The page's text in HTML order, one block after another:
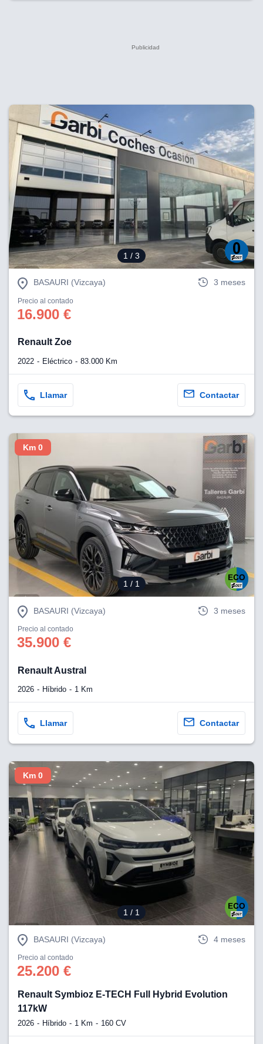
1 / 3
BASAURI (Vizcaya) 3 meses
Precio al contado
16.900 €
Renault Zoe
2022 Eléctrico 83.000 Km
Llamar Contactar
1 / 1
Km 0
BASAURI (Vizcaya) 3 meses
Precio al contado
35.900 €
Renault Austral
2026 Híbrido 1 Km
Llamar Contactar
1 / 1
Km 0
BASAURI (Vizcaya) 4 meses
Precio al contado
25.200 €
Renault Symbioz E-TECH Full Hybrid Evolution
117kW
2026 Híbrido 1 Km 160 CV